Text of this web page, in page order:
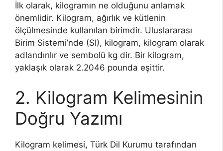
İlk olarak, kilogramın ne olduğunu anlamak
önemlidir. Kilogram, ağırlık ve kütlenin
ölçülmesinde kullanılan birimdir. Uluslararası
Birim Sistemi’nde (SI), kilogram, kilogram olarak
adlandırılır ve sembolü kg dir. Bir kilogram,
yaklaşık olarak 2.2046 pounda eşittir.
2. Kilogram Kelimesinin
Doğru Yazımı
Kilogram kelimesi, Türk Dil Kurumu tarafından